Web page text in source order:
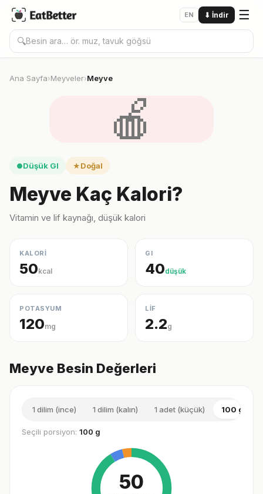
EN ⬇ İndir ☰
🔍
Ana Sayfa›Meyveler›Meyve
🍎
●Düşük GI ★ Doğal
Meyve Kaç Kalori?
Vitamin ve lif kaynağı, düşük kalori
KALORİ
50kcal
GI
40düşük
POTASYUM
120mg
LİF
2.2g
Meyve Besin Değerleri
1 dilim (ince) 1 dilim (kalın) 1 adet (küçük) 100 g
Seçili porsiyon: 100 g
50